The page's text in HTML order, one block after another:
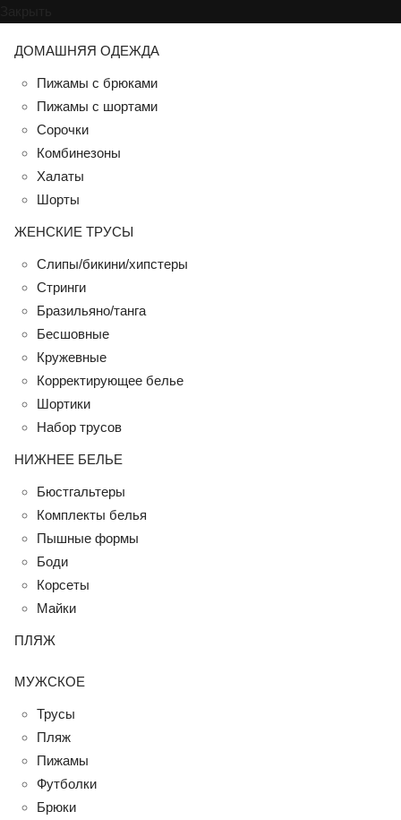
ДОМАШНЯЯ ОДЕЖДА
Пижамы с брюками
Пижамы с шортами
Сорочки
Комбинезоны
Халаты
Шорты
ЖЕНСКИЕ ТРУСЫ
Слипы/бикини/хипстеры
Стринги
Бразильяно/танга
Бесшовные
Кружевные
Корректирующее белье
Шортики
Набор трусов
НИЖНЕЕ БЕЛЬЕ
Бюстгальтеры
Комплекты белья
Пышные формы
Боди
Корсеты
Майки
ПЛЯЖ
МУЖСКОЕ
Трусы
Пляж
Пижамы
Футболки
Брюки